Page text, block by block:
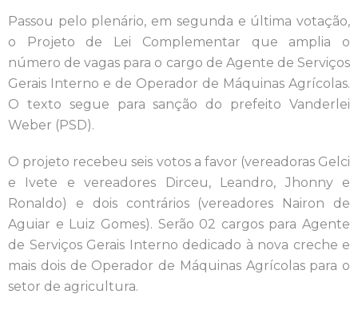
Passou pelo plenário, em segunda e última votação,
o Projeto de Lei Complementar que amplia o
número de vagas para o cargo de Agente de Serviços
Gerais Interno e de Operador de Máquinas Agrícolas.
O texto segue para sanção do prefeito Vanderlei
Weber (PSD).
O projeto recebeu seis votos a favor (vereadoras Gelci
e Ivete e vereadores Dirceu, Leandro, Jhonny e
Ronaldo) e dois contrários (vereadores Nairon de
Aguiar e Luiz Gomes). Serão 02 cargos para Agente
de Serviços Gerais Interno dedicado à nova creche e
mais dois de Operador de Máquinas Agrícolas para o
setor de agricultura.